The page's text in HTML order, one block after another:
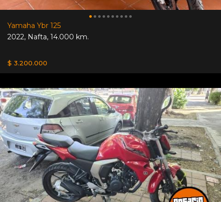
Yamaha Ybr 125
2022, Nafta, 14.000 km.
$ 3.200.000